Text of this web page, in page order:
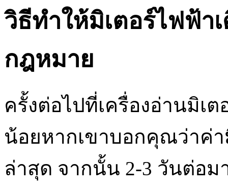
วิธีทำให้มิเตอร์ไฟฟ้า
กฎหมาย
ครั้งต่อไปที่เครื่องอ่านมิเ
น้อยหากเขาบอกคุณว่าค่า
ล่าสุด จากนั้น 2-3 วันต่อ